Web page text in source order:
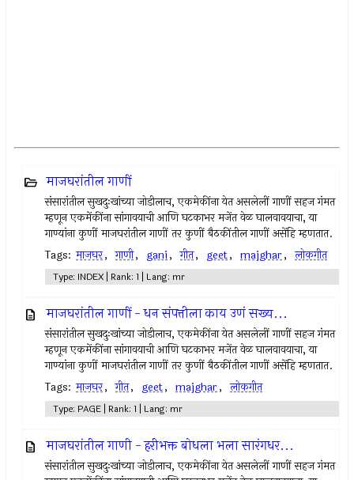
माजघरांतील गाणीं
संसारांतील सुखदुःखांच्या जोडीलाच, एकमेकींना येत असलेलीं गाणीं सहज गंमत
म्हणून एकमेंकींना सांगावयाची आणि घटकाभर मजेंत वेळ घालवावयाचा, या
गाण्यांना कुणीं माजघरांतील गाणीं तर कुणीं बैठकींतील गाणीं असेंहि म्हणतात.
Tags: माजघर, गाणी, gani, गीत, geet, majghar, लोकगीत
Type: INDEX | Rank: 1 | Lang: mr
माजघरांतील गाणीं - धन संपत्तीला काय उणं सख्य...
संसारांतील सुखदुःखांच्या जोडीलाच, एकमेकींना येत असलेलीं गाणीं सहज गंमत
म्हणून एकमेंकींना सांगावयाची आणि घटकाभर मजेंत वेळ घालवावयाचा, या
गाण्यांना कुणीं माजघरांतील गाणीं तर कुणीं बैठकींतील गाणीं असेंहि म्हणतात.
Tags: माजघर, गीत, geet, majghar, लोकगीत
Type: PAGE | Rank: 1 | Lang: mr
माजघरांतील गाणी - हरीभक्त बोधला भला सारंगधर...
संसारांतील सुखदुःखांच्या जोडीलाच, एकमेकींना येत असलेलीं गाणीं सहज गंमत